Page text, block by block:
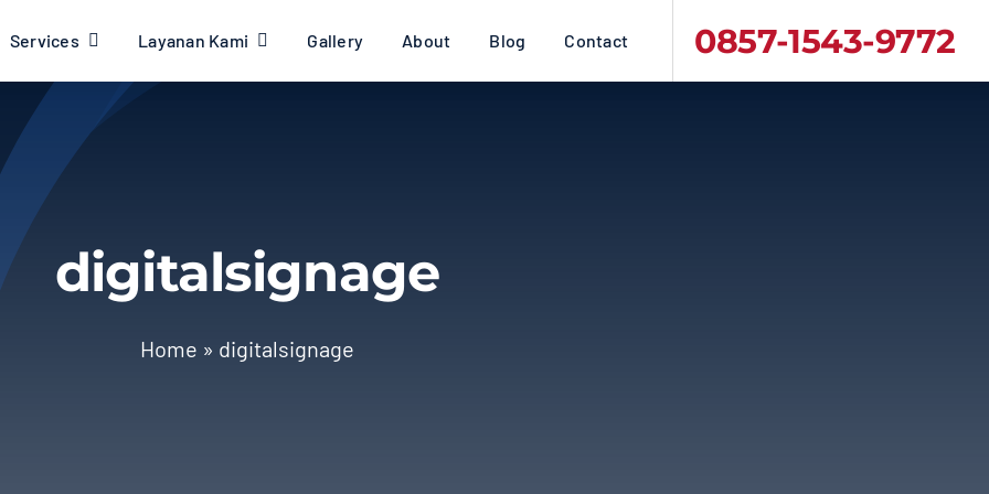
Services Layanan Kami Gallery About Blog Contact 0857-1543-9772
digitalsignage
Home » digitalsignage